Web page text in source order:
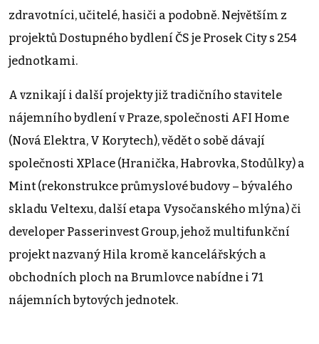
zdravotníci, učitelé, hasiči a podobně. Největším z
projektů Dostupného bydlení ČS je Prosek City s 254
jednotkami.
A vznikají i další projekty již tradičního stavitele
nájemního bydlení v Praze, společnosti AFI Home
(Nová Elektra, V Korytech), vědět o sobě dávají
společnosti XPlace (Hranička, Habrovka, Stodůlky) a
Mint (rekonstrukce průmyslové budovy – bývalého
skladu Veltexu, další etapa Vysočanského mlýna) či
developer Passerinvest Group, jehož multifunkční
projekt nazvaný Hila kromě kancelářských a
obchodních ploch na Brumlovce nabídne i 71
nájemních bytových jednotek.